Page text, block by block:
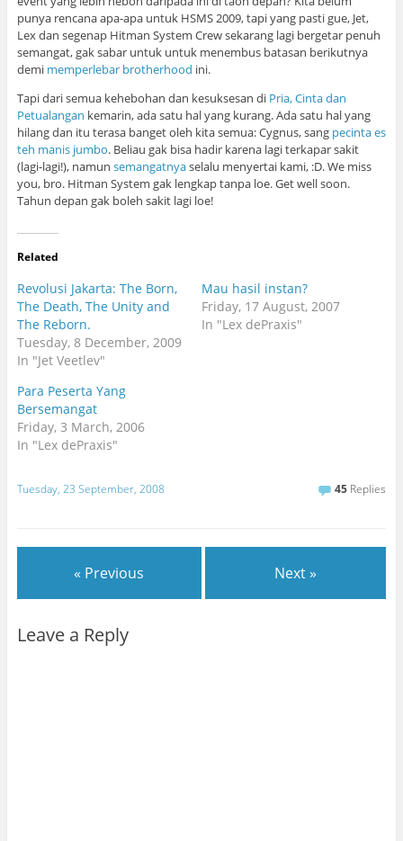
punya rencana apa-apa untuk HSMS 2009, tapi yang pasti gue, Jet,
Lex dan segenap Hitman System Crew sekarang lagi bergetar penuh
semangat, gak sabar untuk untuk menembus batasan berikutnya
demi memperlebar brotherhood ini.
Tapi dari semua kehebohan dan kesuksesan di Pria, Cinta dan
Petualangan kemarin, ada satu hal yang kurang. Ada satu hal yang
hilang dan itu terasa banget oleh kita semua: Cygnus, sang pecinta es
teh manis jumbo. Beliau gak bisa hadir karena lagi terkapar sakit
(lagi-lagi!), namun semangatnyaselalu menyertai kami, :D. We miss
you, bro. Hitman System gak lengkap tanpa loe. Get well soon.
Tahun depan gak boleh sakit lagi loe!
Related
Revolusi Jakarta: The Born,
The Death, The Unity and
The Reborn.
Tuesday, 8 December, 2009
In "Jet Veetlev"
Mau hasil instan?
Friday, 17 August, 2007
In "Lex dePraxis"
Para Peserta Yang
Bersemangat
Friday, 3 March, 2006
In "Lex dePraxis"
Tuesday, 23 September, 2008 45 Replies
« Previous Next »
Leave a Reply